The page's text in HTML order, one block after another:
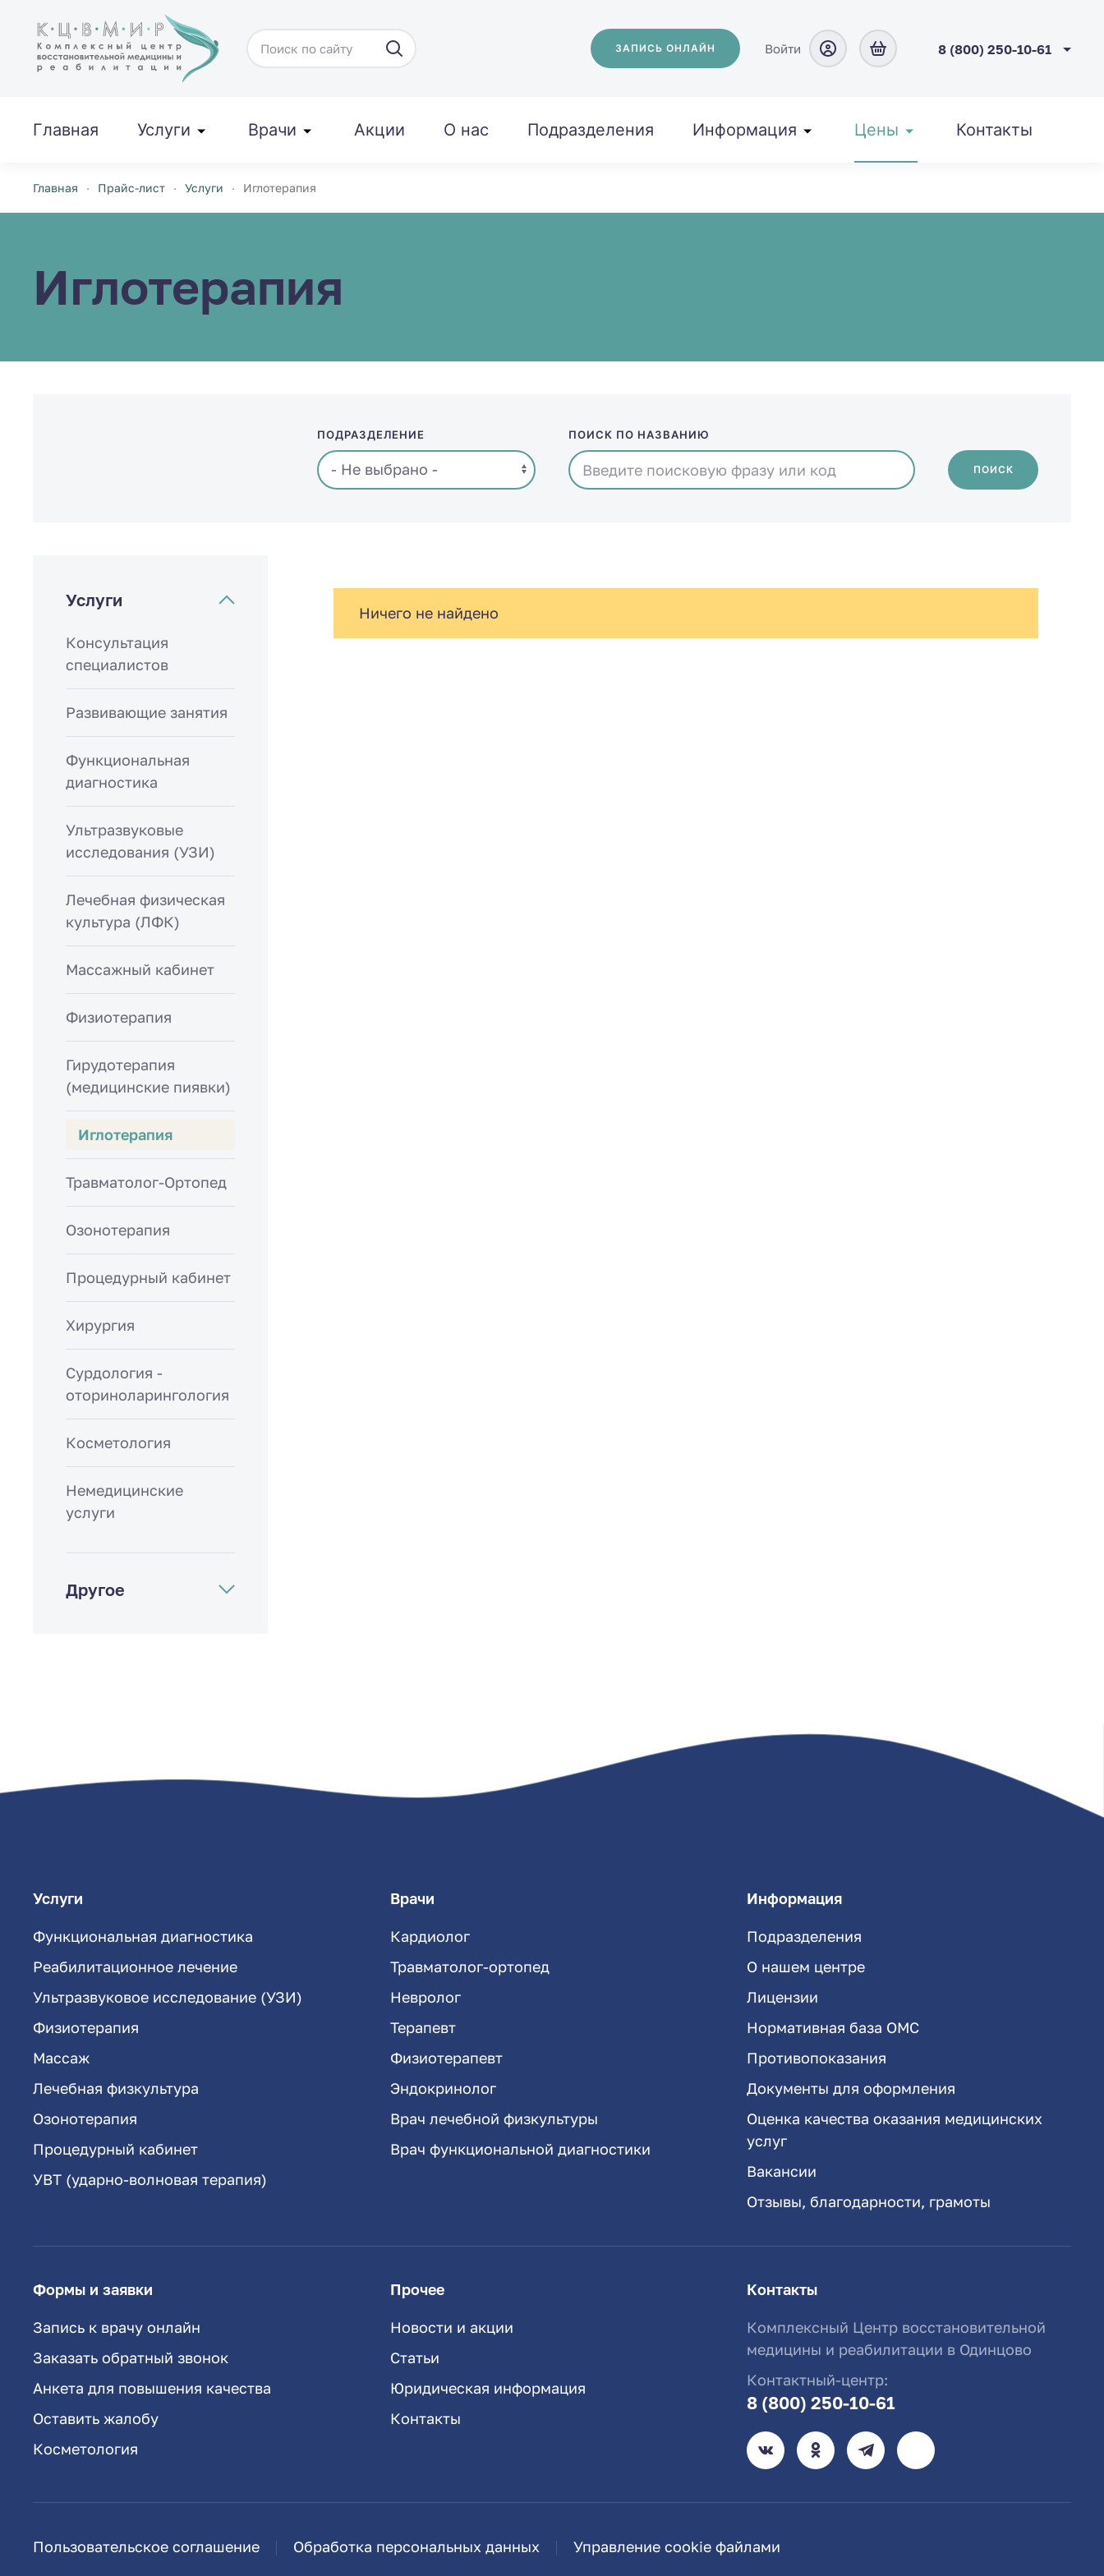
Перейти к содержимому ЗАПИСЬ ОНЛАЙН Войти 8 (800) 250-10-61
Главная Услуги Врачи Акции О нас Подразделения Информация Цены Контакты
Главная Прайс-лист Услуги Иглотерапия
Иглотерапия
ПОДРАЗДЕЛЕНИЕ ПОИСК ПО НАЗВАНИЮ
ПОИСК
Услуги
Консультация
специалистов
Развивающие занятия
Функциональная
диагностика
Ультразвуковые
исследования (УЗИ)
Лечебная физическая
культура (ЛФК)
Массажный кабинет
Физиотерапия
Гирудотерапия
(медицинские пиявки)
Иглотерапия
Травматолог-Ортопед
Озонотерапия
Процедурный кабинет
Хирургия
Сурдология -
оториноларингология
Косметология
Немедицинские
услуги
Другое
Ничего не найдено
Услуги
Функциональная диагностика
Реабилитационное лечение
Ультразвуковое исследование (УЗИ)
Физиотерапия
Массаж
Лечебная физкультура
Озонотерапия
Процедурный кабинет
УВТ (ударно-волновая терапия)
Врачи
Кардиолог
Травматолог-ортопед
Невролог
Терапевт
Физиотерапевт
Эндокринолог
Врач лечебной физкультуры
Врач функциональной диагностики
Информация
Подразделения
О нашем центре
Лицензии
Нормативная база ОМС
Противопоказания
Документы для оформления
Оценка качества оказания медицинских
услуг
Вакансии
Отзывы, благодарности, грамоты
Формы и заявки
Запись к врачу онлайн
Заказать обратный звонок
Анкета для повышения качества
Оставить жалобу
Косметология
Прочее
Новости и акции
Статьи
Юридическая информация
Контакты
Контакты
Комплексный Центр восстановительной
медицины и реабилитации в Одинцово
Контактный-центр:
8 (800) 250-10-61
Пользовательское соглашение Обработка персональных данных Управление cookie файлами